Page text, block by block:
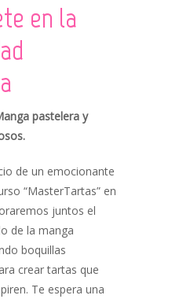
en la
pastelera y
de un emocionante
“MasterTartas” en
juntos el
de la manga
boquillas
crear tartas que
Te espera una